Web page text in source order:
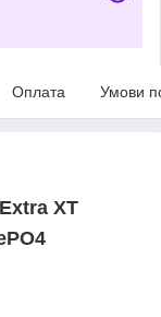
Оплата Умови
XT